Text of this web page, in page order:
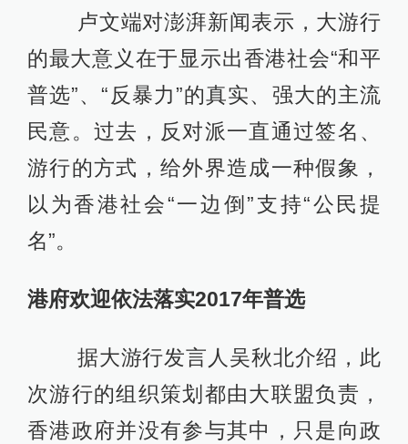
卢文端对澎湃新闻表示，大游行
的最大意义在于显示出香港社会“和平
普选”、“反暴力”的真实、强大的主流
民意。过去，反对派一直通过签名、
游行的方式，给外界造成一种假象，
以为香港社会“一边倒”支持“公民提
名”。
港府欢迎依法落实2017年普选
据大游行发言人吴秋北介绍，此
次游行的组织策划都由大联盟负责，
香港政府并没有参与其中，只是向政